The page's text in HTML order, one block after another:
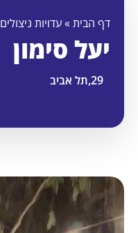
דף הבית»עדויות ניצולים
יעל סימון
29, תל אביב